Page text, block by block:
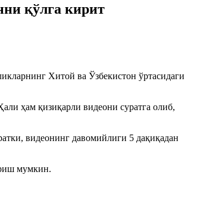
қўлга кирит
Хитой ва Ўзбекистон ўртасидаги
ҳам қизиқарли видеони суратга олиб,
видеонинг давомийлиги 5 дақиқадан
мумкин.